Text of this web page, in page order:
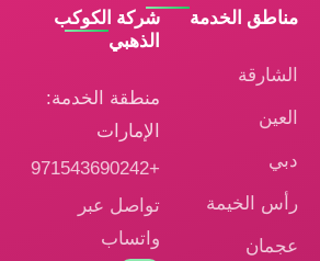
مناطق الخدمة
الشارقة
العين
دبي
رأس الخيمة
عجمان
شركة الكوكب
الذهبي
منطقة الخدمة:
الإمارات
+971543690242
تواصل عبر
واتساب